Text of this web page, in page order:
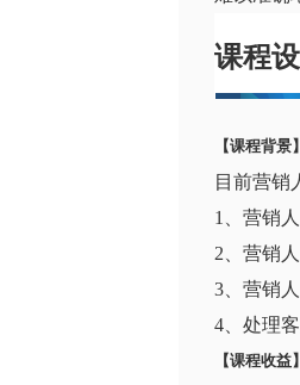
课程
【课程背景】
目前营销
1、营销
2、营销
3、营销
4、处理
【课程收益】